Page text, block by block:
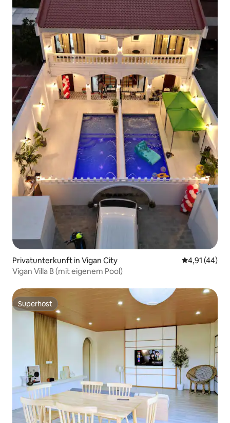
Privatunterkunft in Vigan City
4,91 (44)
Vigan Villa B (mit eigenem Pool)
Superhost
Superhost